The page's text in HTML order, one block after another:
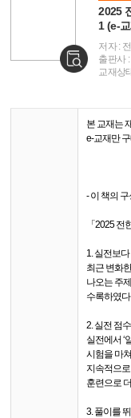
2025
1 (e-
저자 :
출판사
교재상
본 교재는
e-교재만
- 이 책의
「2025
1. 실전보
최근 변화
나오는 주
수록하였다.
2. 실전 점
실전에서 ‘
시험을 마
지속적으
훈련으로
3. 풀이를